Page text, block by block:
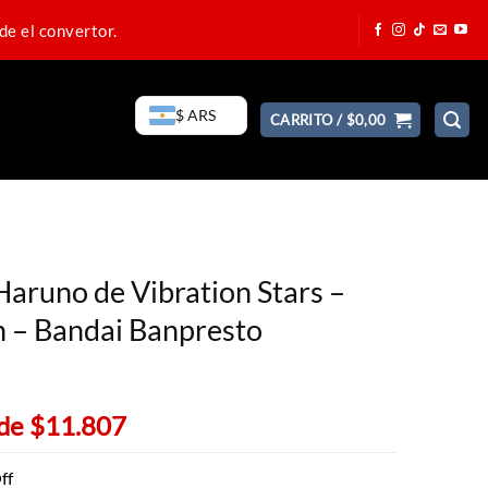
el convertor.
$ ARS CARRITO /$0,00
de Vibration Stars –
Bandai Banpresto
$11.807